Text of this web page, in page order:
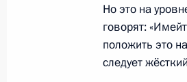
17 декабря
Но это на
говорят:
положить это
следует